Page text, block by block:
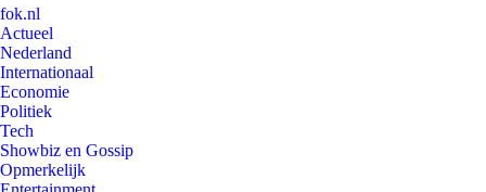
fok.nl
Actueel
Nederland
Internationaal
Economie
Politiek
Tech
Showbiz en Gossip
Opmerkelijk